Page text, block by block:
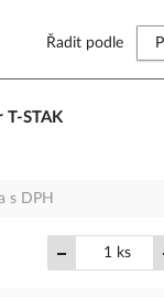
Řadit podle
T-STAK
s DPH
ks